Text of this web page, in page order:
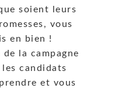
soient leurs
vous
en bien !
la campagne
candidats
et vous